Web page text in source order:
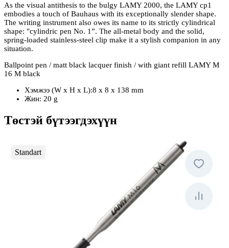
As the visual antithesis to the bulgy LAMY 2000, the LAMY cp1
embodies a touch of Bauhaus with its exceptionally slender shape.
The writing instrument also owes its name to its strictly cylindrical
shape: "cylindric pen No. 1”. The all-metal body and the solid,
spring-loaded stainless-steel clip make it a stylish companion in any
situation.
Ballpoint pen / matt black lacquer finish / with giant refill LAMY M
16 M black
Хэмжээ (W x H x L):8 x 8 x 138 mm
Жин: 20 g
Төстэй бүтээгдэхүүн
Standart